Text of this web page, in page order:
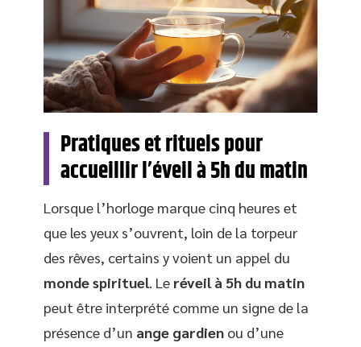
Pratiques et rituels pour
accueillir l’éveil à 5h du matin
Lorsque l’horloge marque cinq heures et
que les yeux s’ouvrent, loin de la torpeur
des rêves, certains y voient un appel du
monde spirituel . Le réveil à 5h du matin
peut être interprété comme un signe de la
présence d’un ange gardien ou d’une